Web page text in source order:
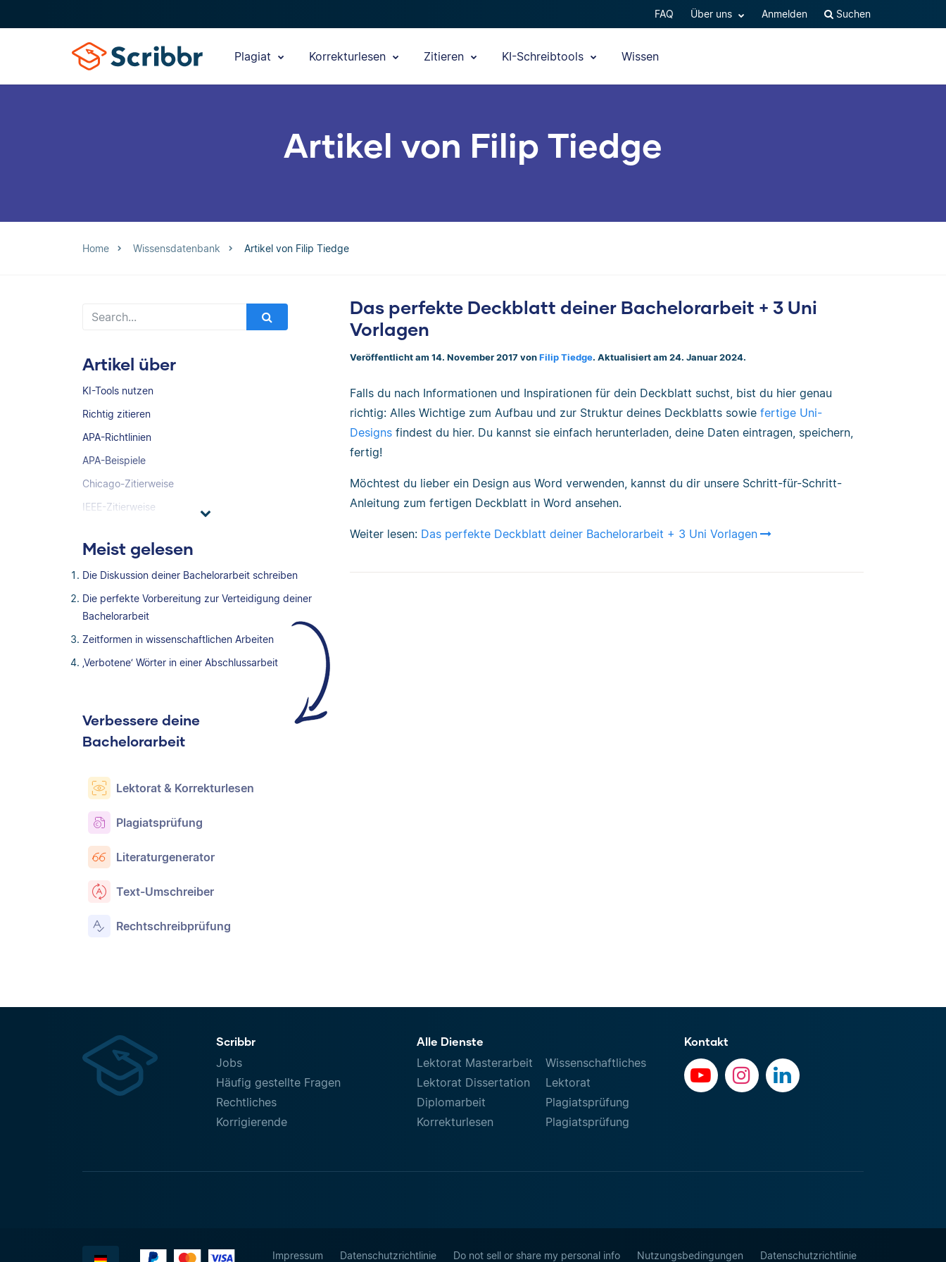
FAQ Über uns Anmelden Suchen
Plagiat Korrekturlesen Zitieren KI-Schreibtools Wissen
Artikel von Filip Tiedge
Home Wissensdatenbank Artikel von Filip Tiedge
Artikel über
KI-Tools nutzen
Richtig zitieren
APA-Richtlinien
APA-Beispiele
Chicago-Zitierweise
IEEE-Zitierweise
Meist gelesen
Die Diskussion deiner Bachelorarbeit schreiben
Die perfekte Vorbereitung zur Verteidigung deiner
Bachelorarbeit
Zeitformen in wissenschaftlichen Arbeiten
‚Verbotene‘ Wörter in einer Abschlussarbeit
Verbessere deine
Bachelorarbeit
Lektorat & Korrekturlesen
Plagiatsprüfung
Literaturgenerator
Text-Umschreiber
Rechtschreibprüfung
Das perfekte Deckblatt deiner Bachelorarbeit + 3 Uni
Vorlagen
Veröffentlicht am 14. November 2017 von Filip Tiedge. Aktualisiert am 24. Januar 2024.
Falls du nach Informationen und Inspirationen für dein Deckblatt suchst, bist du hier genau
richtig: Alles Wichtige zum Aufbau und zur Struktur deines Deckblatts sowie fertige Uni-
Designs findest du hier. Du kannst sie einfach herunterladen, deine Daten eintragen, speichern,
fertig!
Möchtest du lieber ein Design aus Word verwenden, kannst du dir unsere Schritt-für-Schritt-
Anleitung zum fertigen Deckblatt in Word ansehen.
Weiter lesen: Das perfekte Deckblatt deiner Bachelorarbeit + 3 Uni Vorlagen
Scribbr
Jobs
Häufig gestellte Fragen
Rechtliches
Korrigierende
Alle Dienste
Lektorat Masterarbeit
Lektorat Dissertation
Diplomarbeit
Korrekturlesen
Wissenschaftliches
Lektorat
Plagiatsprüfung
Plagiatsprüfung
Kontakt
Impressum Datenschutzrichtlinie Do not sell or share my personal info Nutzungsbedingungen Datenschutzrichtlinie